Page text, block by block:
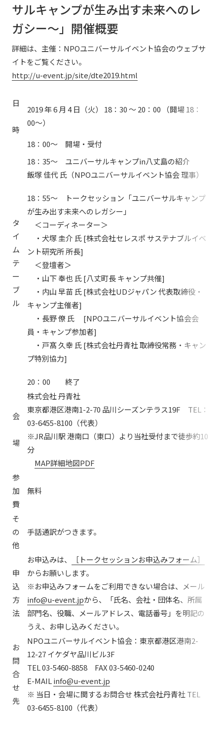
© TANSEISHA Co., Ltd.
サルキャンプが生み出す未来へのレ
ガシー～」開催概要
詳細は、主催：NPOユニバーサルイベント協会のウェブサ
イトをご覧ください。
http://u-event.jp/site/dte2019.html
日
時
2019 年 6 月 4 日（火） 18：30 ～ 20：00 （開場 18：
00～）
タ
イ
ム
テ
ー
ブ
ル
18：00～ 開場・受付
18：35～ ユニバーサルキャンプin八丈島の紹介
飯塚 佳代 氏（NPOユニバーサルイベント協会 理事）
18：55～ トークセッション「ユニバーサルキャンプ
が生み出す未来へのレガシー」
＜コーディネーター＞
・犬塚 圭介 氏 [株式会社セレスポ サステナブルイベ
ント研究所 所長]
＜登壇者＞
・山下 奉也 氏 [八丈町長 キャンプ共催]
・内山 早苗 氏 [株式会社UDジャパン 代表取締役・
キャンプ主催者]
・長野 僚 氏 [NPOユニバーサルイベント協会会
員・キャンプ参加者]
・戸髙 久幸 氏 [株式会社丹青社 取締役常務・キャン
プ特別協力]
20：00 終了
会
場
株式会社 丹青社
東京都港区港南1-2-70 品川シーズンテラス19F TEL：
03-6455-8100（代表）
※JR品川駅 港南口（東口）より当社受付まで徒歩約10
分
MAP詳細地図PDF
参
加
費
無料
そ
の
他
手話通訳がつきます。
申
込
方
法
お申込みは、
［トークセッションお申込みフォーム］
からお願いします。
※お申込みフォームをご利用できない場合は、メール
info@u-event.jpから、「氏名、会社・団体名、所属
部門名、役職、メールアドレス、電話番号」を明記の
うえ、お申し込みください。
お
問
合
せ
先
NPOユニバーサルイベント協会：東京都港区港南2-
12-27 イケダヤ品川ビル3F
TEL 03-5460-8858 FAX 03-5460-0240
E-MAILinfo@u-event.jp
※ 当日・会場に関するお問合せ 株式会社丹青社 TEL
03-6455-8100（代表）